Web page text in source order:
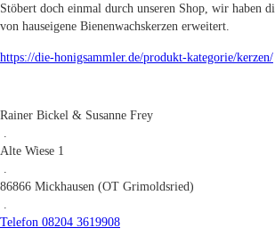
Stöbert doch einmal durch unseren Shop, wir haben
von hauseigene Bienenwachskerzen erweitert.
https://die-honigsammler.de/produkt-kategorie/kerzen/
Rainer Bickel & Susanne Frey
Alte Wiese 1
86866 Mickhausen (OT Grimoldsried)
Telefon 08204 3619908